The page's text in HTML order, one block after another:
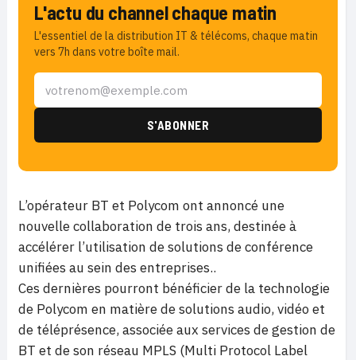
L'actu du channel chaque matin
L'essentiel de la distribution IT & télécoms, chaque matin
vers 7h dans votre boîte mail.
L’opérateur BT et Polycom ont annoncé une
nouvelle collaboration de trois ans, destinée à
accélérer l’utilisation de solutions de conférence
unifiées au sein des entreprises..
Ces dernières pourront bénéficier de la technologie
de Polycom en matière de solutions audio, vidéo et
de téléprésence, associée aux services de gestion de
BT et de son réseau MPLS (Multi Protocol Label